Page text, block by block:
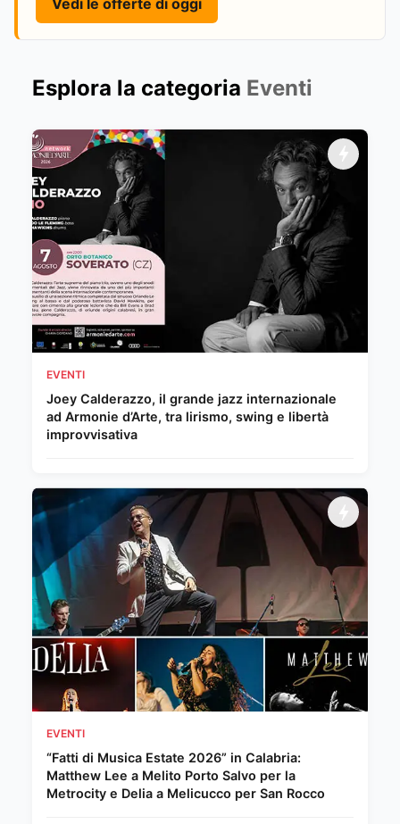
Esplora la categoria Eventi
EVENTI
Joey Calderazzo, il grande jazz internazionale
ad Armonie d’Arte, tra lirismo, swing e libertà
improvvisativa
EVENTI
“Fatti di Musica Estate 2026” in Calabria:
Matthew Lee a Melito Porto Salvo per la
Metrocity e Delia a Melicucco per San Rocco